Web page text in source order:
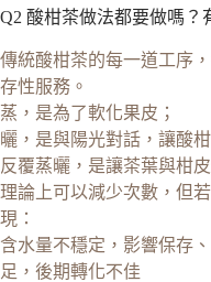
Q2 酸柑茶做法都要做嗎？
傳統酸柑茶的每一道工序
存性服務。
蒸，是為了軟化果皮；
曬，是與陽光對話，讓酸
反覆蒸曬，是讓茶葉與柑
理論上可以減少次數，但
現：
含水量不穩定，影響保存
足，後期轉化不佳